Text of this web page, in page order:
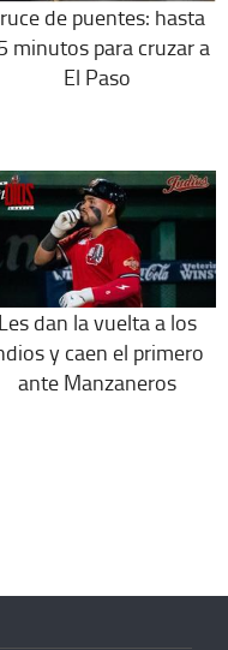
de puentes: hasta
minutos para cruzar a
El Paso
Les dan la vuelta a los
y caen el primero
ante Manzaneros